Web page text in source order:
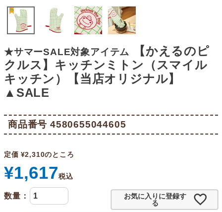
★サマーSALE対象アイテム
【かえるのピ
クルス】キッチンミトン（スマイル
キッチン）【当店オリジナル】
▲SALE
商品番号 4580655044605
定価 ¥2,310のところ
¥1,617税込
お気に入りに登録す
る